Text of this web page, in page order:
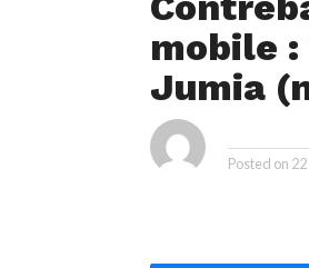
mobile
Jumia
Posted on